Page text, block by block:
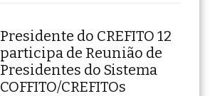
Presidente do CREFITO 12
participa de Reunião de
Presidentes do Sistema
COFFITO/CREFITOs